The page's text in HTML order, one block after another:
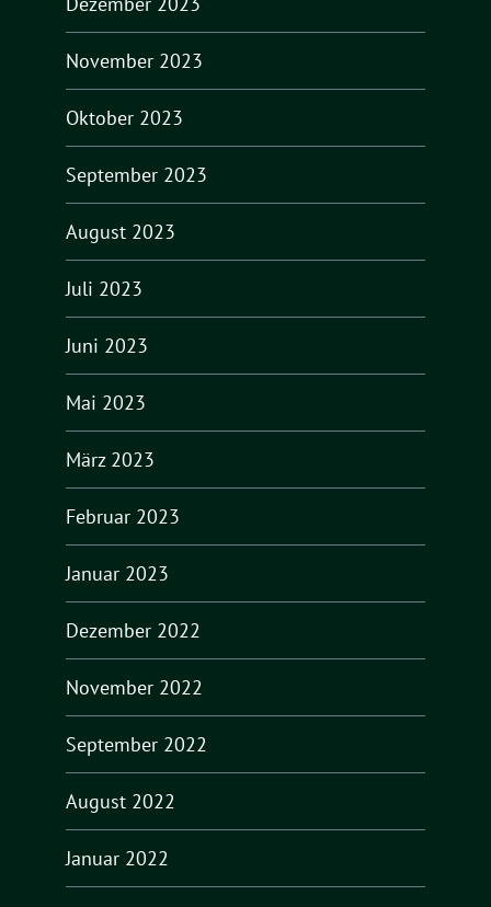
November 2023
Oktober 2023
September 2023
August 2023
Juli 2023
Juni 2023
Mai 2023
März 2023
Februar 2023
Januar 2023
Dezember 2022
November 2022
September 2022
August 2022
Januar 2022